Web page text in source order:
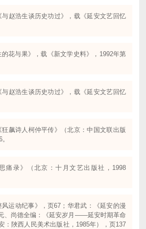
与赵浩生谈历史功过》，载《延安文艺回忆
的花与果》，载《新文学史料》，1992年第
与赵浩生谈历史功过》，载《延安文艺回忆
狂飙诗人柯仲平传》（北京：中国文联出版
痛录》（北京：十月文艺出版社，1998
风运动纪事》，页67；华君武：《延安的漫
、尚德全编：《延安岁月——延安时期革命
：陜西人民美术出版社，1985年），页137